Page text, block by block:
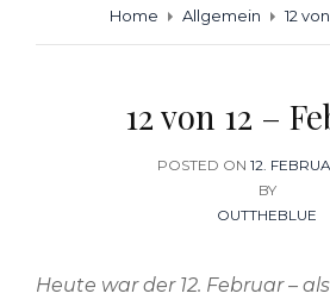
Home Allgemein 12
12 von 12 –
POSTED ON POSTED
ON
12.
BY
OUTTHEBLUE
Heute war der 12. Februar –